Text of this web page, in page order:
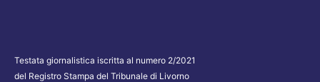
Testata giornalistica iscritta al numero 2/2021
del Registro Stampa del Tribunale di Livorno